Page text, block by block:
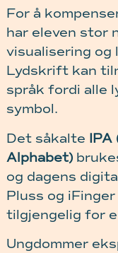
For å
har eleven stor
visualisering og
Lydskrift kan
språk fordi alle
symbol.
Det såkalte IPA
Alphabet)
og dagens
Pluss og
tilgjengelig for
Ungdommer